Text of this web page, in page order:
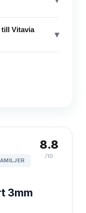
Vitavia
▾
3mm
8.8
/10